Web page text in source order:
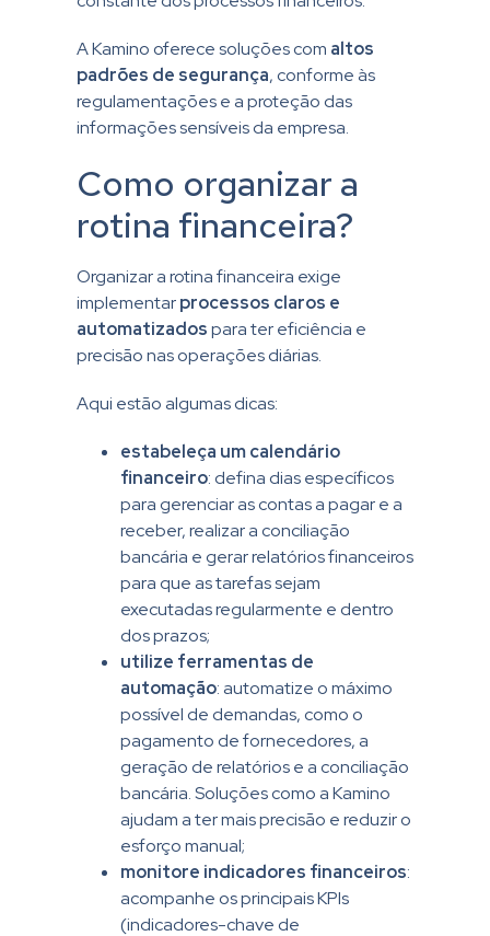
A Kamino oferece soluções com altos
padrões de segurança, conforme às
regulamentações e a proteção das
informações sensíveis da empresa.
Como organizar a
rotina financeira?
Organizar a rotina financeira exige
implementarprocessos claros e
automatizadospara ter eficiência e
precisão nas operações diárias.
Aqui estão algumas dicas:
estabeleça um calendário
financeiro: defina dias específicos
para gerenciar as contas a pagar e a
receber, realizar a conciliação
bancária e gerar relatórios financeiros
para que as tarefas sejam
executadas regularmente e dentro
dos prazos;
utilize ferramentas de
automação: automatize o máximo
possível de demandas, como o
pagamento de fornecedores, a
geração de relatórios e a conciliação
bancária. Soluções como a Kamino
ajudam a ter mais precisão e reduzir o
esforço manual;
monitore indicadores financeiros:
acompanhe os principais KPIs
(indicadores-chave de